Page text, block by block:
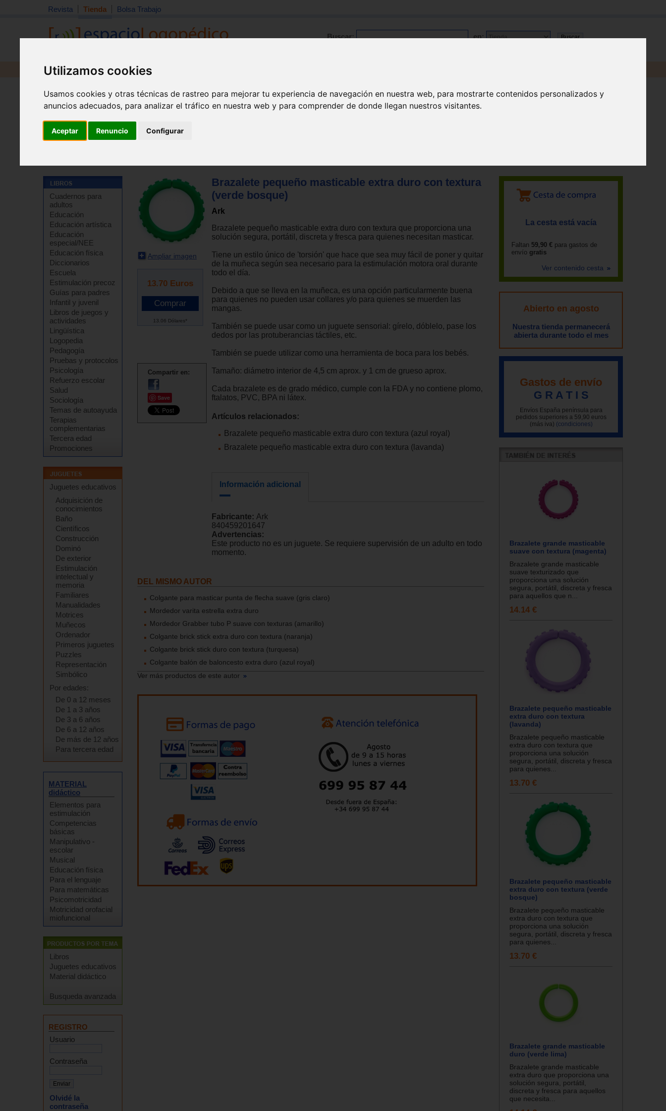
Utilizamos cookies
Usamos cookies y otras técnicas de rastreo para mejorar tu experiencia de navegación en nuestra web, para mostrarte contenidos personalizados y
anuncios adecuados, para analizar el tráfico en nuestra web y para comprender de donde llegan nuestros visitantes.
Aceptar Renuncio Configurar
Revista Tienda Bolsa Trabajo
Buscar: en:
Revista Libros Material
Cuadernos para
adultos
Educación
Educación artística
Educación
especial/NEE
Educación física
Diccionarios
Escuela
Estimulación precoz
Guías para padres
Infantil y juvenil
Libros de juegos y
actividades
Lingüística
Logopedia
Pedagogía
Pruebas y protocolos
Psicología
Refuerzo escolar
Salud
Sociología
Temas de autoayuda
Terapias
complementarias
Tercera edad
Promociones
Juguetes educativos
Adquisición de
conocimientos
Baño
Científicos
Construcción
Dominó
De exterior
Estimulación
intelectual y
memoria
Familiares
Manualidades
Motrices
Muñecos
Ordenador
Primeros juguetes
Puzzles
Representación
Simbólico
Por edades:
De 0 a 12 meses
De 1 a 3 años
De 3 a 6 años
De 6 a 12 años
De más de 12 años
Para tercera edad
MATERIAL
didáctico
Elementos para
estimulación
Competencias
básicas
Manipulativo -
escolar
Musical
Educación física
Para el lenguaje
Para matemáticas
Psicomotricidad
Motricidad orofacial
miofuncional
Libros
Juguetes educativos
Material didáctico
Busqueda avanzada
REGISTRO
Usuario
Contraseña
Olvidé la
contraseña
Ampliar imagen
13.70 Euros
13.06 Dólares*
Compartir en:
Save
Brazalete pequeño masticable extra duro con textura
(verde bosque)
Ark
Brazalete pequeño masticable extra duro con textura que proporciona una
solución segura, portátil, discreta y fresca para quienes necesitan masticar.
Tiene un estilo único de 'torsión' que hace que sea muy fácil de poner y quitar
de la muñeca según sea necesario para la estimulación motora oral durante
todo el día.
Debido a que se lleva en la muñeca, es una opción particularmente buena
para quienes no pueden usar collares y/o para quienes se muerden las
mangas.
También se puede usar como un juguete sensorial: gírelo, dóblelo, pase los
dedos por las protuberancias táctiles, etc.
También se puede utilizar como una herramienta de boca para los bebés.
Tamaño: diámetro interior de 4,5 cm aprox. y 1 cm de grueso aprox.
Cada brazalete es de grado médico, cumple con la FDA y no contiene plomo,
ftalatos, PVC, BPA ni látex.
Artículos relacionados:
Brazalete pequeño masticable extra duro con textura (azul royal)
Brazalete pequeño masticable extra duro con textura (lavanda)
Información adicional
Fabricante: Ark
840459201647
Advertencias:
Este producto no es un juguete. Se requiere supervisión de un adulto en todo
momento.
DEL MISMO AUTOR
Colgante para masticar punta de flecha suave (gris claro)
Mordedor varita estrella extra duro
Mordedor Grabber tubo P suave con texturas (amarillo)
Colgante brick stick extra duro con textura (naranja)
Colgante brick stick duro con textura (turquesa)
Colgante balón de baloncesto extra duro (azul royal)
Ver más productos de este autor
La cesta está vacía
Faltan 59,90 € para gastos de
envío gratis
Ver contenido cesta
Abierto en agosto
Nuestra tienda permanecerá
abierta durante todo el mes
Gastos de envío
G R A T I S
Envíos España península para
pedidos superiores a 59,90 euros
(más iva) (condiciones)
Brazalete grande masticable
suave con textura (magenta)
Brazalete grande masticable
suave texturizado que
proporciona una solución
segura, portátil, discreta y fresca
para aquellos que n...
14.14 €
Brazalete pequeño masticable
extra duro con textura
(lavanda)
Brazalete pequeño masticable
extra duro con textura que
proporciona una solución
segura, portátil, discreta y fresca
para quienes...
13.70 €
Brazalete pequeño masticable
extra duro con textura (verde
bosque)
Brazalete pequeño masticable
extra duro con textura que
proporciona una solución
segura, portátil, discreta y fresca
para quienes...
13.70 €
Brazalete grande masticable
duro (verde lima)
Brazalete grande masticable
extra duro que proporciona una
solución segura, portátil,
discreta y fresca para aquellos
que necesita...